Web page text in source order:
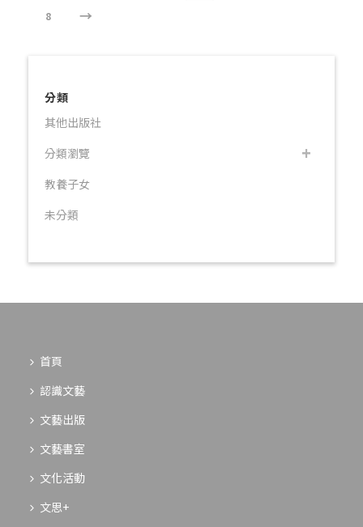
8 →
分類
其他出版社
分類瀏覽
教養子女
未分類
首頁
認識文藝
文藝出版
文藝書室
文化活動
文思+